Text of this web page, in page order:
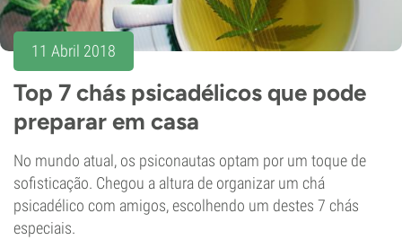
11 Abril 2018
Top 7 chás psicadélicos que pode
preparar em casa
No mundo atual, os psiconautas optam por um toque de
sofisticação. Chegou a altura de organizar um chá
psicadélico com amigos, escolhendo um destes 7 chás
especiais.